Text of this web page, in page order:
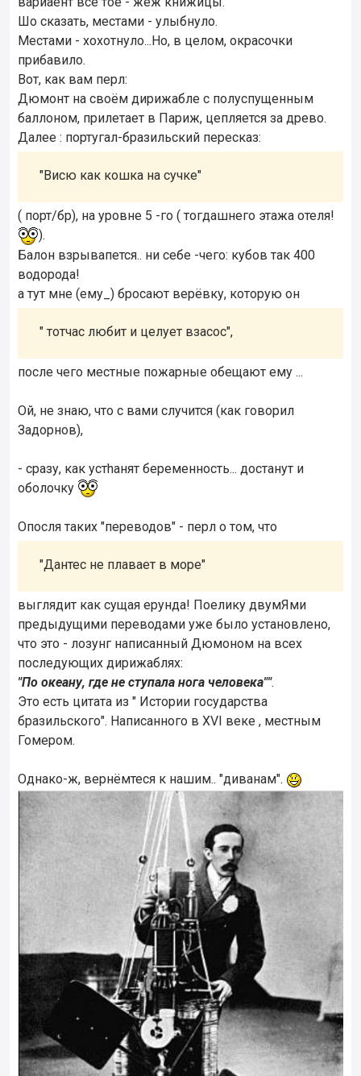
Шо сказать, местами - улыбнуло.
Местами - хохотнуло...Но, в целом, окрасочки
прибавило.
Вот, как вам перл:
Дюмонт на своём дирижабле с полуспущенным
баллоном, прилетает в Париж, цепляется за древо.
Далее : португал-бразильский пересказ:
"Висю как кошка на сучке"
( порт/бр), на уровне 5 -го ( тогдашнего этажа отеля!
).
Балон взрывапется.. ни себе -чего: кубов так 400
водорода!
а тут мне (ему_) бросают верёвку, которую он
" тотчас любит и целует взасос",
после чего местные пожарные обещают ему ...
Ой, не знаю, что с вами случится (как говорил
Задорнов),
- сразу, как устhанят беременность... достанут и
оболочку
Опосля таких "переводов" - перл о том, что
"Дантес не плавает в море"
выглядит как сущая ерунда! Поелику двумЯми
предыдущими переводами уже было установлено,
что это - лозунг написанный Дюмоном на всех
последующих дирижаблях:
"По океану, где не ступала нога человека"".
Это есть цитата из " Истории государства
бразильского". Написанного в XVI веке , местным
Гомером.
Однако-ж, вернёмтеся к нашим.. "диванам".